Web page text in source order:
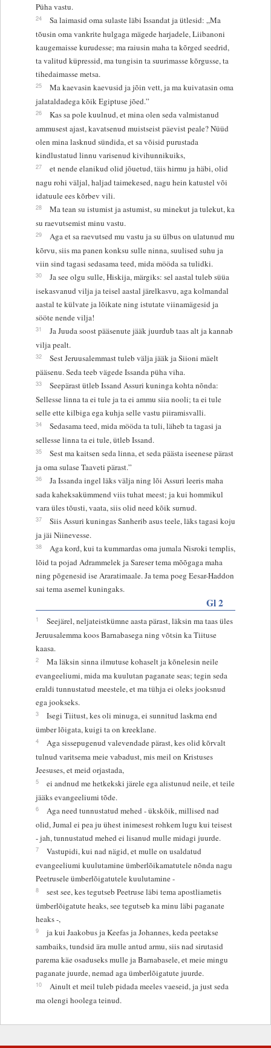
Püha vastu.
24
Sa laimasid oma sulaste läbi Issandat ja ütlesid: „Ma
tõusin oma vankrite hulgaga mägede harjadele, Liibanoni
kaugemaisse kurudesse; ma raiusin maha ta kõrged seedrid,
ta valitud küpressid, ma tungisin ta suurimasse kõrgusse, ta
tihedaimasse metsa.
25
Ma kaevasin kaevusid ja jõin vett, ja ma kuivatasin oma
jalataldadega kõik Egiptuse jõed.”
26
Kas sa pole kuulnud, et mina olen seda valmistanud
ammusest ajast, kavatsenud muistseist päevist peale? Nüüd
olen mina lasknud sündida, et sa võisid purustada
kindlustatud linnu varisenud kivihunnikuiks,
27
et nende elanikud olid jõuetud, täis hirmu ja häbi, olid
nagu rohi väljal, haljad taimekesed, nagu hein katustel või
idatuule ees kõrbev vili.
28
Ma tean su istumist ja astumist, su minekut ja tulekut, ka
su raevutsemist minu vastu.
29
Aga et sa raevutsed mu vastu ja su ülbus on ulatunud mu
kõrvu, siis ma panen konksu sulle ninna, suulised suhu ja
viin sind tagasi sedasama teed, mida mööda sa tulidki.
30
Ja see olgu sulle, Hiskija, märgiks: sel aastal tuleb süüa
isekasvanud vilja ja teisel aastal järelkasvu, aga kolmandal
aastal te külvate ja lõikate ning istutate viinamägesid ja
sööte nende vilja!
31
Ja Juuda soost pääsenute jääk juurdub taas alt ja kannab
vilja pealt.
32
Sest Jeruusalemmast tuleb välja jääk ja Siioni mäelt
pääsenu. Seda teeb vägede Issanda püha viha.
33
Seepärast ütleb Issand Assuri kuninga kohta nõnda:
Sellesse linna ta ei tule ja ta ei ammu siia nooli; ta ei tule
selle ette kilbiga ega kuhja selle vastu piiramisvalli.
34
Sedasama teed, mida mööda ta tuli, läheb ta tagasi ja
sellesse linna ta ei tule, ütleb Issand.
35
Sest ma kaitsen seda linna, et seda päästa iseenese pärast
ja oma sulase Taaveti pärast.”
36
Ja Issanda ingel läks välja ning lõi Assuri leeris maha
sada kaheksakümmend viis tuhat meest; ja kui hommikul
vara üles tõusti, vaata, siis olid need kõik surnud.
37
Siis Assuri kuningas Sanherib asus teele, läks tagasi koju
ja jäi Niinevesse.
38
Aga kord, kui ta kummardas oma jumala Nisroki templis,
lõid ta pojad Adrammelek ja Sareser tema mõõgaga maha
ning põgenesid ise Araratimaale. Ja tema poeg Eesar-Haddon
sai tema asemel kuningaks.
Gl 2
1
Seejärel, neljateistkümne aasta pärast, läksin ma taas üles
Jeruusalemma koos Barnabasega ning võtsin ka Tiituse
kaasa.
2
Ma läksin sinna ilmutuse kohaselt ja kõnelesin neile
evangeeliumi, mida ma kuulutan paganate seas; tegin seda
eraldi tunnustatud meestele, et ma tühja ei oleks jooksnud
ega jookseks.
3
Isegi Tiitust, kes oli minuga, ei sunnitud laskma end
ümber lõigata, kuigi ta on kreeklane.
4
Aga sissepugenud valevendade pärast, kes olid kõrvalt
tulnud varitsema meie vabadust, mis meil on Kristuses
Jeesuses, et meid orjastada,
5
ei andnud me hetkekski järele ega alistunud neile, et teile
jääks evangeeliumi tõde.
6
Aga need tunnustatud mehed - ükskõik, millised nad
olid, Jumal ei pea ju ühest inimesest rohkem lugu kui teisest
- jah, tunnustatud mehed ei lisanud mulle midagi juurde.
7
Vastupidi, kui nad nägid, et mulle on usaldatud
evangeeliumi kuulutamine ümberlõikamatutele nõnda nagu
Peetrusele ümberlõigatutele kuulutamine -
8
sest see, kes tegutseb Peetruse läbi tema apostliametis
ümberlõigatute heaks, see tegutseb ka minu läbi paganate
heaks -,
9
ja kui Jaakobus ja Keefas ja Johannes, keda peetakse
sambaiks, tundsid ära mulle antud armu, siis nad sirutasid
parema käe osaduseks mulle ja Barnabasele, et meie mingu
paganate juurde, nemad aga ümberlõigatute juurde.
10
Ainult et meil tuleb pidada meeles vaeseid, ja just seda
ma olengi hoolega teinud.